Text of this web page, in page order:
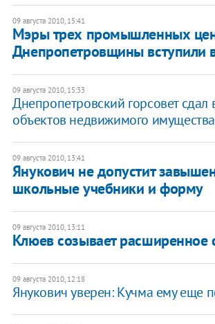
09 августа 2010, 15:41
Мэры трех промышленных
Днепропетровщины вступили
09 августа 2010, 15:33
Днепропетровский горсовет сдал
объектов недвижимого имущества
09 августа 2010, 13:41
Янукович не допустит
школьные учебники и форму
09 августа 2010, 13:11
Клюев созывает расширенное
09 августа 2010, 12:18
Янукович уверен: Кучма ему еще